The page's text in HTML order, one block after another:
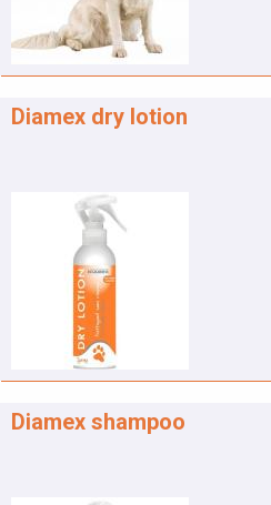
Diamex dry lotion
Diamex shampoo